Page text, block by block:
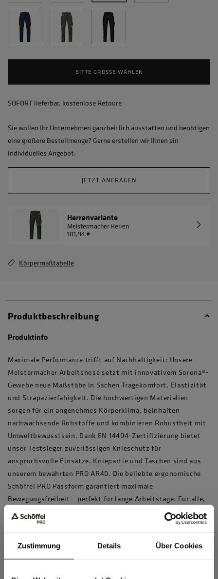
Zustimmung Details Über Cookies
BITTE GRÖSSE WÄHLEN
SOFORT lieferbar, kostenlose Retoure
Sie wollen Ihr Unternehmen ganzheitlich ausstatten und benötigen
eine größere Bestellmenge? Gerne erstellen wir Ihnen ein
individuelles Angebot.
JETZT ANFRAGEN
Herrenvariante
Meistermacher Herren
101,94 €
Körpermaßtabelle
Produktbeschreibung
Produktinfo
Maximale Performance trifft auf Nachhaltigkeit: Unsere
Meistermacher Arbeitshose setzt mit innovativem Sorona®-
Gewebe neue Maßstäbe in Sachen Tragekomfort, Elastizität
und Strapazierfähigkeit. Die hochwertigen Materialien
sorgen für ein angenehmes Körperklima, beinhalten
nachwachsende Rohstoffe und kombinieren Robustheit mit
Umweltbewusstsein. Dank EN 14404-Zertifizierung bietet
unser Testsieger zuverlässigen Knieschutz für
anspruchsvolle Einsätze. Kniepartie und Taschen sind aus
unserem bewährten PRO AR40. Die beliebte ergonomische
Schöffel PRO Passform garantiert maximale
Bewegungsfreiheit – perfekt für lange Arbeitstage. Für alle,
die auf Langlebigkeit, Funktionalität und
verantwortungsbewusste Arbeitskleidung setzen.
Artikelnummer 10033345 , Modellnummer 7511